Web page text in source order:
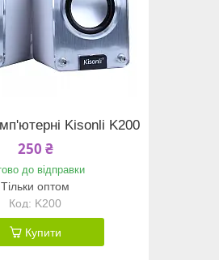
Kisonli K200
250 ₴
до відправки
Тільки оптом
K200
Купити